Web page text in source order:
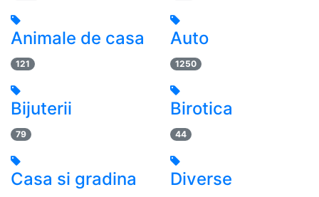
Animale de casa
121
Auto
1250
Bijuterii
79
Birotica
44
Casa si gradina Diverse